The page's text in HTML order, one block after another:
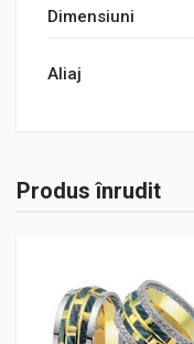
Dimensiuni
Aliaj
Produs înrudit